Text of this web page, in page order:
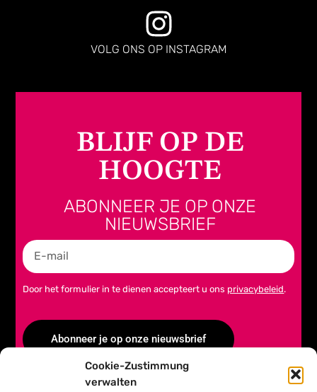
Cookie-Zustimmung
verwalten
VOLG ONS OP INSTAGRAM
BLIJF OP DE
HOOGTE
ABONNEER JE OP ONZE
NIEUWSBRIEF
Door het formulier in te dienen accepteert u ons privacybeleid.
Abonneer je op onze nieuwsbrief